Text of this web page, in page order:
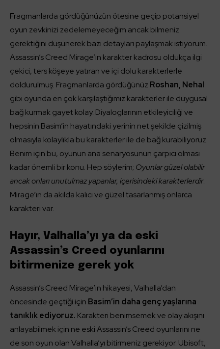
Fragmanlarda gördüğünüzün ötesine geçip potansiyel
oyun zevkinizi zedelemeyeceğim ancak bilmeniz
gerektiğini düşünerek bazı detayları paylaşmak istiyorum.
Assassin’s Creed Mirage’ın karakter kadrosu oldukça ilgi
çekici, ters köşeye yatıran ve içi dolu karakterlerle
doldurulmuş. Fragmanlarda gördüğünüz Roshan, Nehal
gibi oyunda en çok karşılaştığımız karakterler ile duygusal
bağ kurmak gayet kolay. Diyaloglarının etkileyiciliği ve
hepsinin Basim’in hayatındaki yerinin net şekilde çizilmiş
olmasıyla kolaylıkla bu karakterler ile de bağ kurabiliyoruz.
Benim için bu, oyunun ana senaryosunun çarpıcı olması
kadar önemli bir konu. Hep söylerim; Oyunlar güzel olabilir
ancak onları unutulmaz yapanlar, içerisindeki karakterlerdir.
Mirage’ın da akılda kalıcı ve güzel tasarlanmış onlarca
karakteri var.
Hayır, Valhalla’yı ya da eski
Assassin’s Creed oyunlarını
bitirmenize gerek yok
Assassin’s Creed Mirage’ın hikayesi, Valhalla’dan
öncesinde geçtiği için Basim’in daha genç yaşlarına
tanıklık ediyoruz. Karakteri benimsemek ve olay akışını
anlayabilmek için ne eski Assassin’s Creed oyunlarını ne
de son oyun olan Valhalla’yı bitirmeniz gerekiyor. Ubisoft,